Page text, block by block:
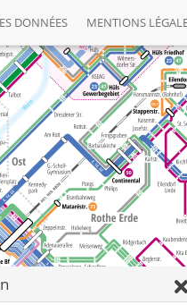
DONNÉES MENTIONS